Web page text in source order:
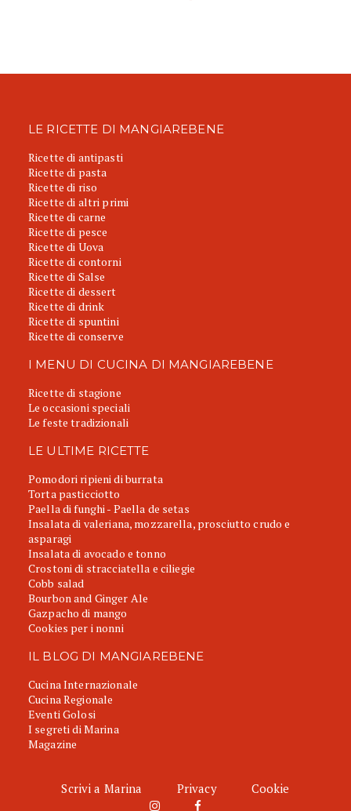
LE RICETTE DI MANGIAREBENE
Ricette di antipasti
Ricette di pasta
Ricette di riso
Ricette di altri primi
Ricette di carne
Ricette di pesce
Ricette di Uova
Ricette di contorni
Ricette di Salse
Ricette di dessert
Ricette di drink
Ricette di spuntini
Ricette di conserve
I MENU DI CUCINA DI MANGIAREBENE
Ricette di stagione
Le occasioni speciali
Le feste tradizionali
LE ULTIME RICETTE
Pomodori ripieni di burrata
Torta pasticciotto
Paella di funghi - Paella de setas
Insalata di valeriana, mozzarella, prosciutto crudo e
asparagi
Insalata di avocado e tonno
Crostoni di stracciatella e ciliegie
Cobb salad
Bourbon and Ginger Ale
Gazpacho di mango
Cookies per i nonni
IL BLOG DI MANGIAREBENE
Cucina Internazionale
Cucina Regionale
Eventi Golosi
I segreti di Marina
Magazine
Scrivi a Marina Privacy Cookie